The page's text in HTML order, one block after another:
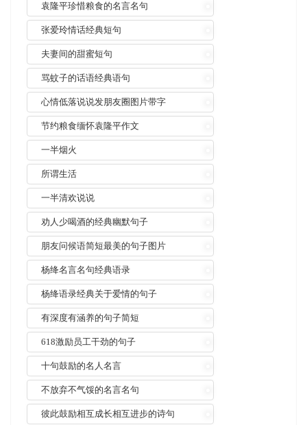
袁隆平珍惜粮食的名言名句
张爱玲情话经典短句
夫妻间的甜蜜短句
骂蚊子的话语经典语句
心情低落说说发朋友圈图片带字
节约粮食缅怀袁隆平作文
一半烟火
所谓生活
一半清欢说说
劝人少喝酒的经典幽默句子
朋友问候语简短最美的句子图片
杨绛名言名句经典语录
杨绛语录经典关于爱情的句子
有深度有涵养的句子简短
618激励员工干劲的句子
十句鼓励的名人名言
不放弃不气馁的名言名句
彼此鼓励相互成长相互进步的诗句